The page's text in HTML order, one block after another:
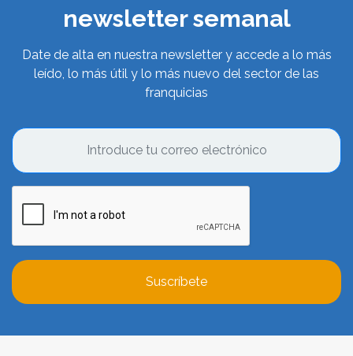
newsletter semanal
Date de alta en nuestra newsletter y accede a lo más
leído, lo más útil y lo más nuevo del sector de las
franquicias
Suscríbete